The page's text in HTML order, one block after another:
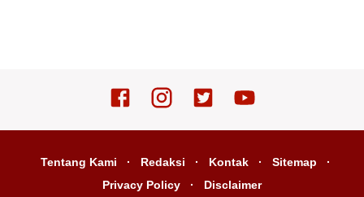
Tentang Kami Redaksi Kontak
Sitemap
Privacy Policy
Disclaimer